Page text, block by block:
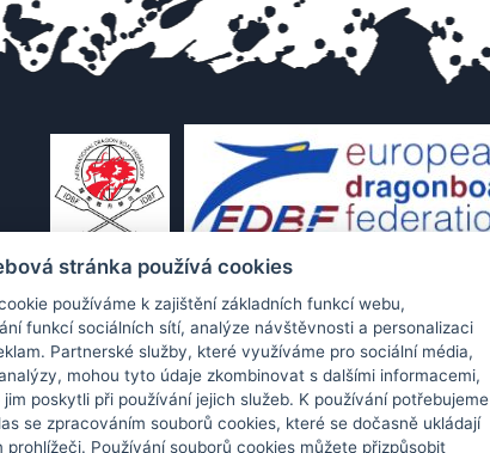
stránka používá cookies
používáme k zajištění základních funkcí webu,
funkcí sociálních sítí, analýze návštěvnosti a personalizaci
Partnerské služby, které využíváme pro sociální média,
mohou tyto údaje zkombinovat s dalšími informacemi,
poskytli při používání jejich služeb. K používání potřebujeme
se zpracováním souborů cookies, které se dočasně ukládají
prohlížeči. Používání souborů cookies můžete přizpůsobit